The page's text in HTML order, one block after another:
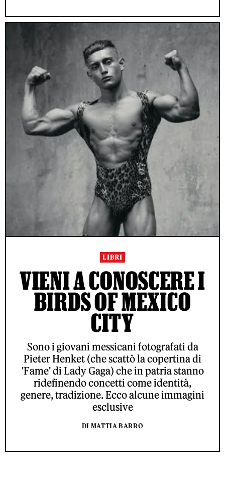
LIBRI
VIENI A CONOSCERE I
BIRDS OF MEXICO
CITY
Sono i giovani messicani fotografati da
Pieter Henket (che scattò la copertina di
'Fame' di Lady Gaga) che in patria stanno
ridefinendo concetti come identità,
genere, tradizione. Ecco alcune immagini
esclusive
DI MATTIA BARRO